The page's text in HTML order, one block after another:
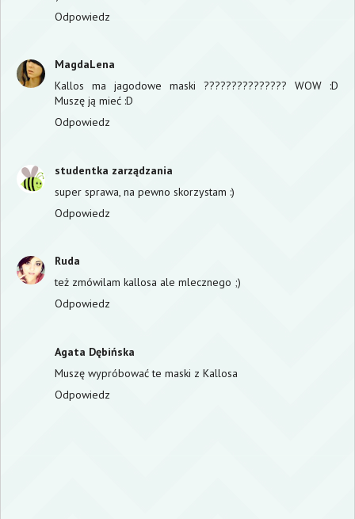
Odpowiedz
MagdaLena
Kallos ma jagodowe maski ??????????????? WOW :D
Muszę ją mieć :D
Odpowiedz
studentka zarządzania
super sprawa, na pewno skorzystam :)
Odpowiedz
Ruda
też zmówilam kallosa ale mlecznego ;)
Odpowiedz
Agata Dębińska
Muszę wypróbować te maski z Kallosa
Odpowiedz